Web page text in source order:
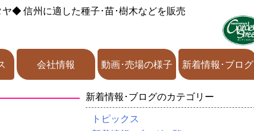
ヤ◆信州に適した種子･苗･樹木などを販売
会社情報 動画･売場の様子 新着情報･ブログ
新着情報･ブログのカテゴリー
トピックス